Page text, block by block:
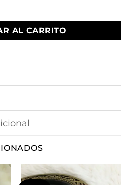
grande a.q cantidad
AL CARRITO